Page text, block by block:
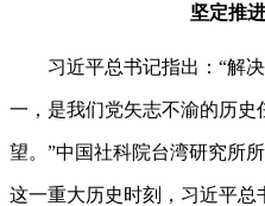
坚定推
习近平总书记指出：“解决
一，是我们党矢志不渝的历
望。”中国社科院台湾研究所
这一重大历史时刻，习近平